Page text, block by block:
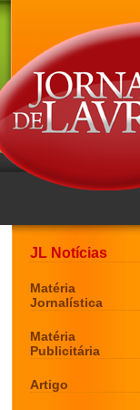
JL Notícias
Matéria
Jornalística
Matéria
Publicitária
Artigo